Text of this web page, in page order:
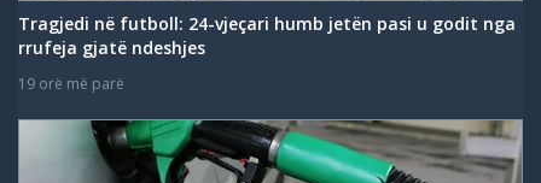
Tragjedi në futboll: 24-vjeçari humb jetën pasi u godit nga
rrufeja gjatë ndeshjes
19 orë më parë